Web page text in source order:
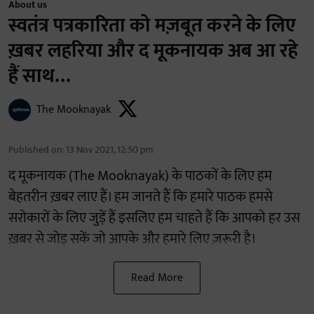
About us
स्वतंत्र पत्रकारिता को मज़बूत करने के लिए
ख़बर लहरिया और द मूकनायक अब आ रहे
हैं साथ…
The Mooknayak
Published on: 13 Nov 2021, 12:50 pm
द मूकनायक (The Mooknayak) के पाठकों के लिए हम
बेहतरीन ख़बर लाए हैं। हम जानते हैं कि हमारे पाठक हमसे
सरोकारों के लिए जुड़ें हैं इसलिए हम चाहते हैं कि आपको हर उस
ख़बर से जोड़ सकें जो आपके और हमारे लिए ज़रूरी है।
Read More